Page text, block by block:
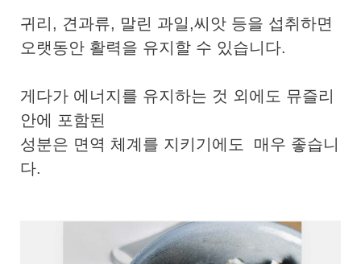
귀리, 견과류, 말린 과일,씨앗 등을 섭취하면
오랫동안 활력을 유지할 수 있습니다.
게다가 에너지를 유지하는 것 외에도 뮤즐리
안에 포함된
성분은 면역 체계를 지키기에도 매우 좋습니
다.